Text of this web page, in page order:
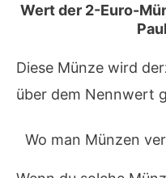
Wertder 2-Euro-
Diese Münze wird
über dem Nennwert
Wo man Münzen